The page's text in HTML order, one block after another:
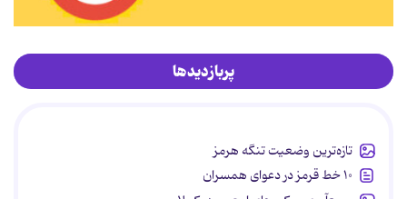
پربازدیدها
تازه‌ترین وضعیت تنگه هرمز
۱۰ خط قرمز در دعوای همسران